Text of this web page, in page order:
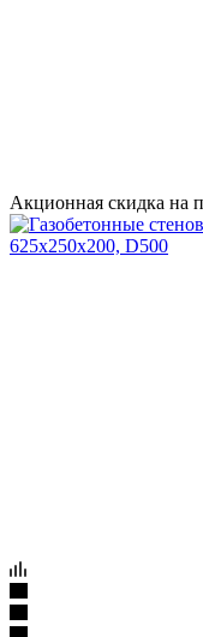
Акционная скидка на